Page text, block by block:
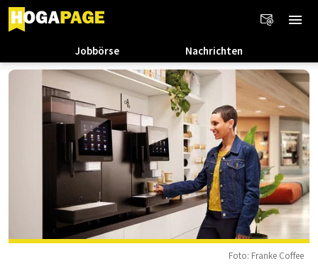
Jobbörse Nachrichten
Foto: Franke Coffee